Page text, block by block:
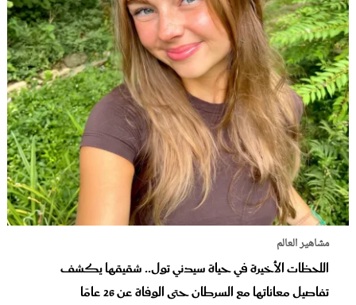
مشاهير العالم
اللحظات الأخيرة في حياة سيدني تول.. شقيقها يكشف
تفاصيل معاناتها مع السرطان حتى الوفاة عن 26 عامًا